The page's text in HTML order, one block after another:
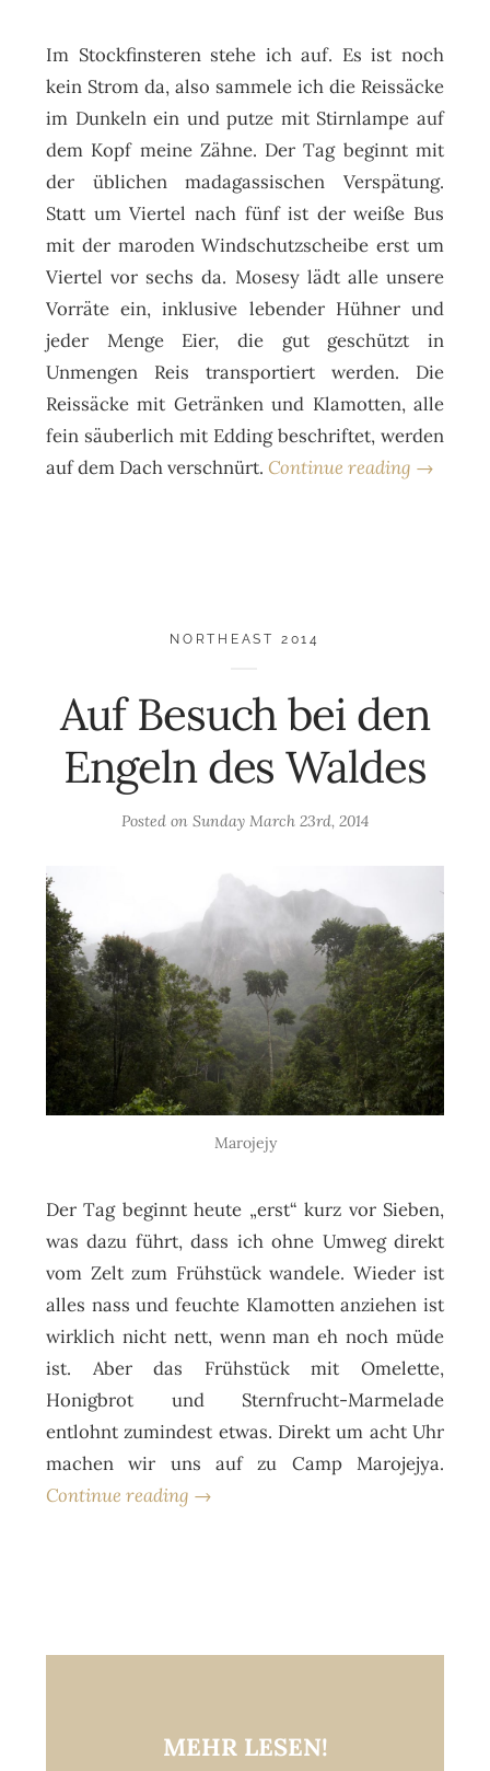
Im Stockfinsteren stehe ich auf. Es ist noch
kein Strom da, also sammele ich die Reissäcke
im Dunkeln ein und putze mit Stirnlampe auf
dem Kopf meine Zähne. Der Tag beginnt mit
der üblichen madagassischen Verspätung.
Statt um Viertel nach fünf ist der weiße Bus
mit der maroden Windschutzscheibe erst um
Viertel vor sechs da. Mosesy lädt alle unsere
Vorräte ein, inklusive lebender Hühner und
jeder Menge Eier, die gut geschützt in
Unmengen Reis transportiert werden. Die
Reissäcke mit Getränken und Klamotten, alle
fein säuberlich mit Edding beschriftet, werden
auf dem Dach verschnürt. Continue reading →
NORTHEAST 2014
Auf Besuch bei den
Engeln des Waldes
Posted on Sunday March 23rd, 2014
Marojejy
Der Tag beginnt heute „erst“ kurz vor Sieben,
was dazu führt, dass ich ohne Umweg direkt
vom Zelt zum Frühstück wandele. Wieder ist
alles nass und feuchte Klamotten anziehen ist
wirklich nicht nett, wenn man eh noch müde
ist. Aber das Frühstück mit Omelette,
Honigbrot und Sternfrucht-Marmelade
entlohnt zumindest etwas. Direkt um acht Uhr
machen wir uns auf zu Camp Marojejya.
Continue reading →
MEHR LESEN!